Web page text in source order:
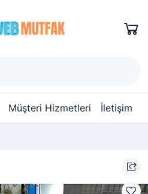
Müşteri Hizmetleri İletişim